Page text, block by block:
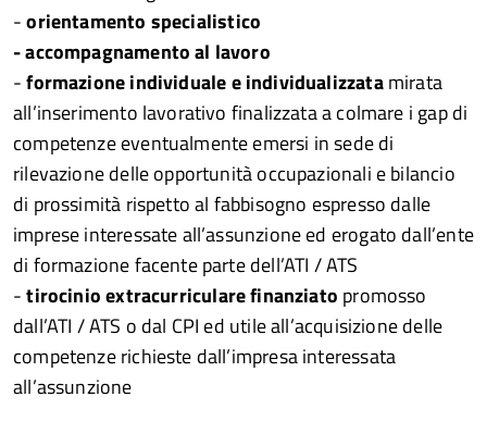
-orientamento specialistico
- accompagnamento al lavoro
-formazione individuale e individualizzatamirata
all’inserimento lavorativo finalizzata a colmare i gap di
competenze eventualmente emersi in sede di
rilevazione delle opportunità occupazionali e bilancio
di prossimità rispetto al fabbisogno espresso dalle
imprese interessate all’assunzione ed erogato dall’ente
di formazione facente parte dell’ATI / ATS
-tirocinio extracurriculare finanziato promosso
dall’ATI / ATS o dal CPI ed utile all’acquisizione delle
competenze richieste dall’impresa interessata
all’assunzione